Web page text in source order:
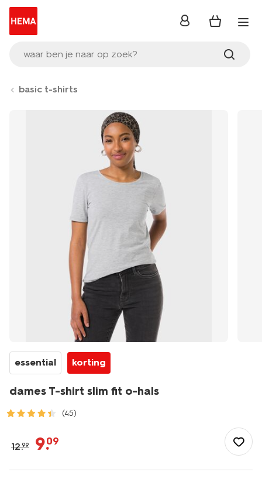
waar ben je naar op zoek?
inloggen
basic t-shirts
essential korting
dames T-shirt slim fit o-hals
(45)
tops/basics/dames-
t-
slim-
12.99 9.09